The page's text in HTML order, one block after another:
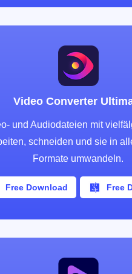
Video Converter
und Audiodateien mit
schneiden und sie in
Formate umwandeln.
Free Download Free